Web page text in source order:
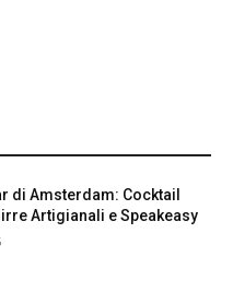
di Amsterdam: Cocktail
Artigianali e Speakeasy